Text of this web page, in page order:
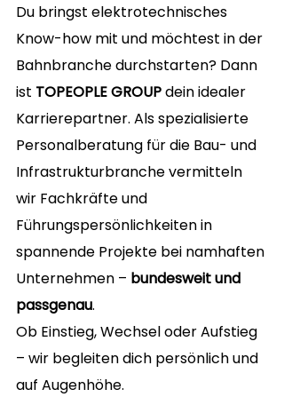
Du bringst elektrotechnisches
Know-how mit und möchtest in der
Bahnbranche durchstarten? Dann
ist TOPEOPLE GROUP dein idealer
Karrierepartner. Als spezialisierte
Personalberatung für die Bau- und
Infrastrukturbranche vermitteln
wir Fachkräfte und
Führungspersönlichkeiten in
spannende Projekte bei namhaften
Unternehmen – bundesweit und
passgenau.
Ob Einstieg, Wechsel oder Aufstieg
– wir begleiten dich persönlich und
auf Augenhöhe.